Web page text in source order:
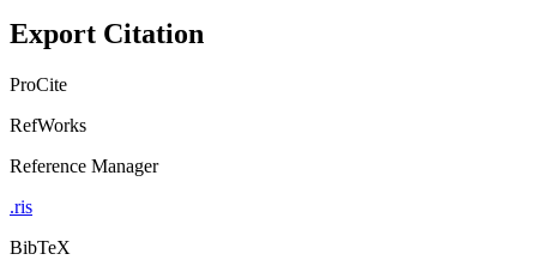
Export Citation
ProCite
RefWorks
Reference Manager
.ris
BibTeX